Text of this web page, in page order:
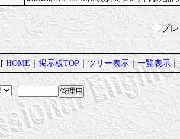
プ
[HOME｜掲示板TOP｜ツリー表示｜一覧表示｜